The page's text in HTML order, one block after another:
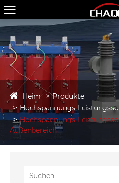
Heim
Produkte
Hochspannungs-
Hochspannungs-
Außenbereich